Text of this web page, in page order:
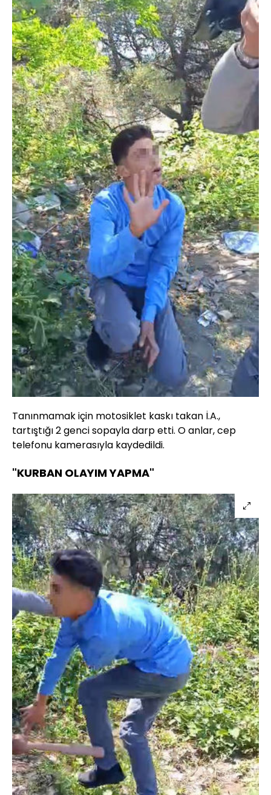
Tanınmamak için motosiklet kaskı takan İ.A.,
tartıştığı 2 genci sopayla darp etti. O anlar, cep
telefonu kamerasıyla kaydedildi.
"KURBAN OLAYIM YAPMA"